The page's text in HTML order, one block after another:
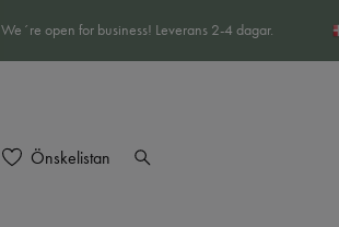
We´re open for business! Leverans 2-4 dagar.
Önskelistan